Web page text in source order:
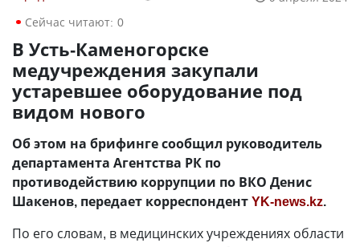
Сейчас читают: 0
В Усть-Каменогорске
медучреждения закупали
устаревшее оборудование под
видом нового
Об этом на брифинге сообщил руководитель
департамента Агентства РК по
противодействию коррупции по ВКО Денис
Шакенов, передает корреспондентYK-news.kz.
По его словам, в медицинских учреждениях области